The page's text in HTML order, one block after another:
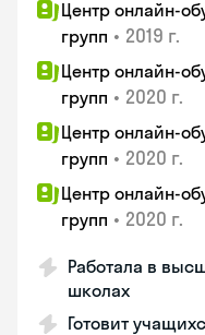
Центр онлайн-
групп • 2019 г.
Центр онлайн-
групп • 2020 г.
Центр онлайн-
групп • 2020 г.
Центр онлайн-
групп • 2020 г.
Работала в
школах
Готовит